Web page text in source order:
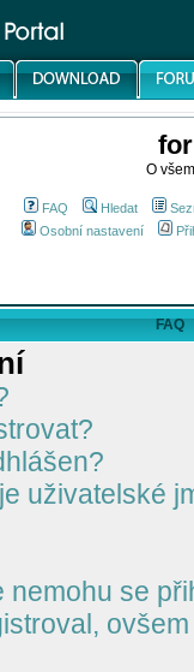
O
FAQ Hledat
Osobní nastavení
FAQ
uživatelské
nemohu se